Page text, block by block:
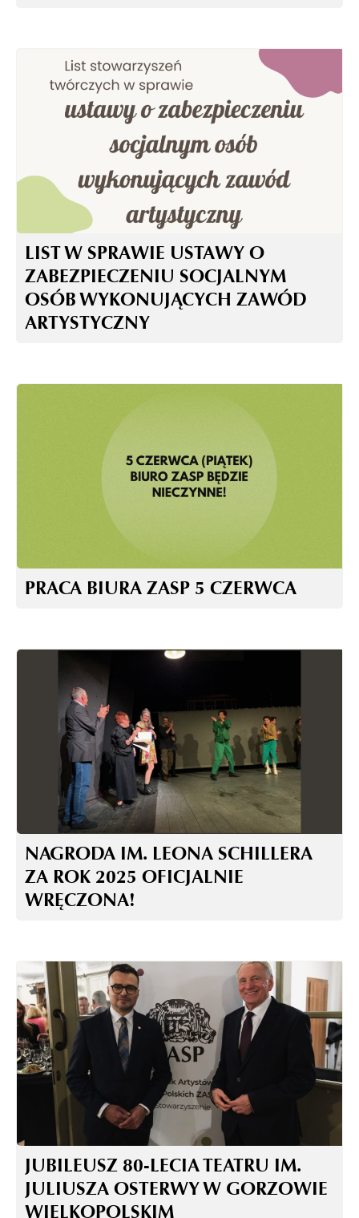
LIST W SPRAWIE USTAWY O
ZABEZPIECZENIU SOCJALNYM
OSÓB WYKONUJĄCYCH ZAWÓD
ARTYSTYCZNY
PRACA BIURA ZASP 5 CZERWCA
NAGRODA IM. LEONA SCHILLERA
ZA ROK 2025 OFICJALNIE
WRĘCZONA!
JUBILEUSZ 80-LECIA TEATRU IM.
JULIUSZA OSTERWY W GORZOWIE
WIELKOPOLSKIM